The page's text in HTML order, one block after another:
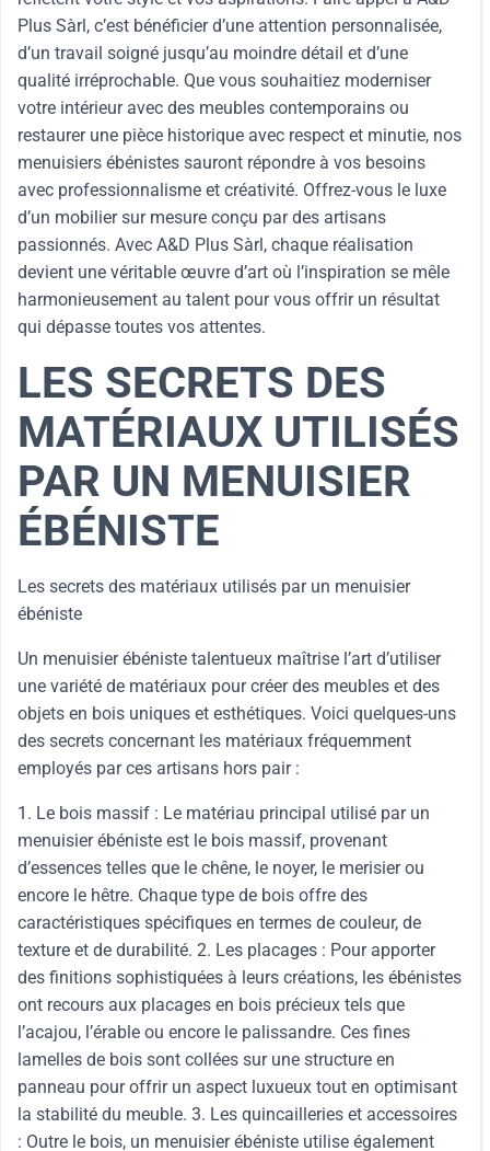
Plus Sàrl, c’est bénéficier d’une attention personnalisée,
d’un travail soigné jusqu’au moindre détail et d’une
qualité irréprochable. Que vous souhaitiez moderniser
votre intérieur avec des meubles contemporains ou
restaurer une pièce historique avec respect et minutie, nos
menuisiers ébénistes sauront répondre à vos besoins
avec professionnalisme et créativité. Offrez-vous le luxe
d’un mobilier sur mesure conçu par des artisans
passionnés. Avec A&D Plus Sàrl, chaque réalisation
devient une véritable œuvre d’art où l’inspiration se mêle
harmonieusement au talent pour vous offrir un résultat
qui dépasse toutes vos attentes.
LES SECRETS DES
MATÉRIAUX UTILISÉS
PAR UN MENUISIER
ÉBÉNISTE
Les secrets des matériaux utilisés par un menuisier
ébéniste
Un menuisier ébéniste talentueux maîtrise l’art d’utiliser
une variété de matériaux pour créer des meubles et des
objets en bois uniques et esthétiques. Voici quelques-uns
des secrets concernant les matériaux fréquemment
employés par ces artisans hors pair :
1. Le bois massif : Le matériau principal utilisé par un
menuisier ébéniste est le bois massif, provenant
d’essences telles que le chêne, le noyer, le merisier ou
encore le hêtre. Chaque type de bois offre des
caractéristiques spécifiques en termes de couleur, de
texture et de durabilité. 2. Les placages : Pour apporter
des finitions sophistiquées à leurs créations, les ébénistes
ont recours aux placages en bois précieux tels que
l’acajou, l’érable ou encore le palissandre. Ces fines
lamelles de bois sont collées sur une structure en
panneau pour offrir un aspect luxueux tout en optimisant
la stabilité du meuble. 3. Les quincailleries et accessoires
: Outre le bois, un menuisier ébéniste utilise également